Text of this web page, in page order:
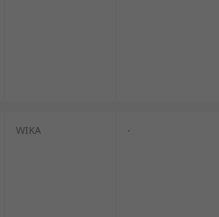
WIKA -